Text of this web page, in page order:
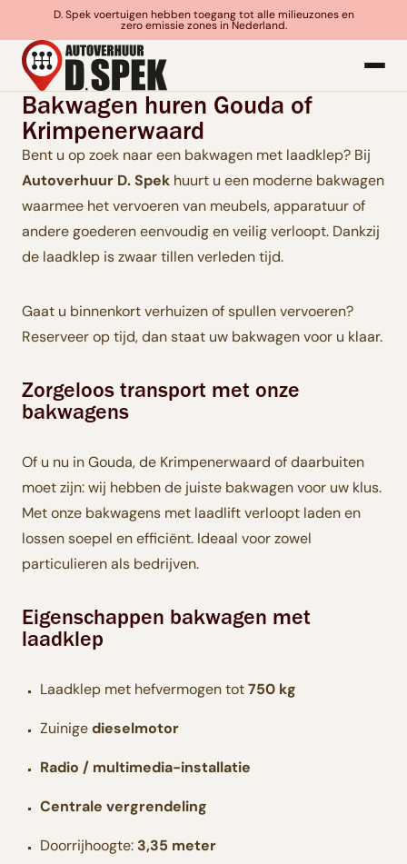
D. Spek voertuigen hebben toegang tot alle milieuzones en
zero emissie zones in Nederland.
Bakwagen huren Gouda of
Krimpenerwaard
Bent u op zoek naar een bakwagen met laadklep? Bij
Autoverhuur D. Spek huurt u een moderne bakwagen
waarmee het vervoeren van meubels, apparatuur of
andere goederen eenvoudig en veilig verloopt. Dankzij
de laadklep is zwaar tillen verleden tijd.
Gaat u binnenkort verhuizen of spullen vervoeren?
Reserveer op tijd, dan staat uw bakwagen voor u klaar.
Zorgeloos transport met onze
bakwagens
Of u nu in Gouda, de Krimpenerwaard of daarbuiten
moet zijn: wij hebben de juiste bakwagen voor uw klus.
Met onze bakwagens met laadlift verloopt laden en
lossen soepel en efficiënt. Ideaal voor zowel
particulieren als bedrijven.
Eigenschappen bakwagen met
laadklep
Laadklep met hefvermogen tot750 kg
Zuinigedieselmotor
Radio / multimedia-installatie
Centrale vergrendeling
Doorrijhoogte: 3,35 meter